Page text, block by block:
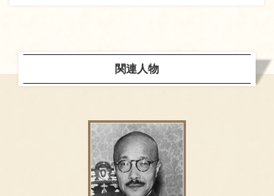
関連人物